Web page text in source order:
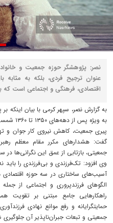
نصر: پژوهشگر حوزه جمعیت و
عنوان ترجیح فردی، بلکه به
اقتصادی، فرهنگی و اجتماعی است که
به گزارش نصر، سپهر کرمی با بیان
به‌
پیری جمعیت، کاهش نیروی کار جوان و
گفت: هشدارهای مکرر مقام معظم
جمعیتی، بازتابی از عمق این نگرانی‌ها
وی افزود: تک‌فرزندی و بی‌فرزندی را باید
آسیب‌های ساختاری در سه حوزه اقتصادی
الگوهای فرزندپروری و اجتماعی از
راهکارهایی جامع مبتنی بر تقویت
حمایتگرایانه و رفع موانع نهادی
جمعیتی و تبعات جبران‌ناپذیر آن جلوگیری